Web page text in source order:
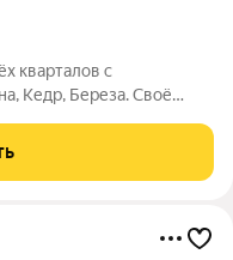
Кедр, Береза. Своё
вокруг территории